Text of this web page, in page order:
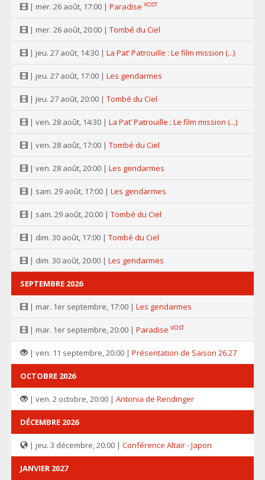
| mer. 26 août, 17:00 | Paradise VOST
| mer. 26 août, 20:00 | Tombé du Ciel
| jeu. 27 août, 14:30 | La Pat’ Patrouille : Le film mission (...)
| jeu. 27 août, 17:00 | Les gendarmes
| jeu. 27 août, 20:00 | Tombé du Ciel
| ven. 28 août, 14:30 | La Pat’ Patrouille : Le film mission (...)
| ven. 28 août, 17:00 | Tombé du Ciel
| ven. 28 août, 20:00 | Les gendarmes
| sam. 29 août, 17:00 | Les gendarmes
| sam. 29 août, 20:00 | Tombé du Ciel
| dim. 30 août, 17:00 | Tombé du Ciel
| dim. 30 août, 20:00 | Les gendarmes
SEPTEMBRE 2026
| mar. 1er septembre, 17:00 | Les gendarmes
| mar. 1er septembre, 20:00 | Paradise VOST
| ven. 11 septembre, 20:00 | Présentation de Saison 26.27
OCTOBRE 2026
| ven. 2 octobre, 20:00 | Antonia de Rendinger
DÉCEMBRE 2026
| jeu. 3 décembre, 20:00 | Conférence Altaïr - Japon
JANVIER 2027